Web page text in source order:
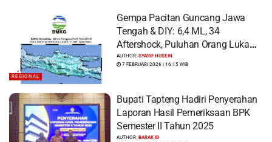
REGIONAL
Gempa Pacitan Guncang Jawa
Tengah & DIY: 6,4 ML, 34
Aftershock, Puluhan Orang Luka
dan Ratusan Bangunan Rusak
AUTHOR:SYARIF HUSEIN
7 FEBRUARI 2026 | 16:15 WIB
Bupati Tapteng Hadiri Penyerahan
Laporan Hasil Pemeriksaan BPK
Semester II Tahun 2025
AUTHOR:BARAK ID